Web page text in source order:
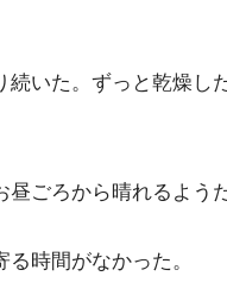
いた。ずっと乾燥し
ごろから晴れるようだ
時間がなかった。